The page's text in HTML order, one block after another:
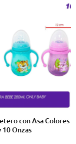
con Asa Colores
10 Onzas